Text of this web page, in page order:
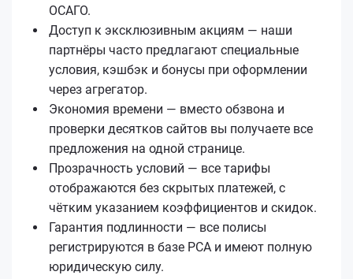
ОСАГО.
Доступ к эксклюзивным акциям — наши
партнёры часто предлагают специальные
условия, кэшбэк и бонусы при оформлении
через агрегатор.
Экономия времени — вместо обзвона и
проверки десятков сайтов вы получаете все
предложения на одной странице.
Прозрачность условий — все тарифы
отображаются без скрытых платежей, с
чётким указанием коэффициентов и скидок.
Гарантия подлинности — все полисы
регистрируются в базе РСА и имеют полную
юридическую силу.